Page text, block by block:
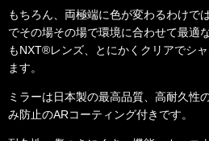
もちろん、両極端に色が変わるわけで
でその場その場で環境に合わせて最適
もNXT®レンズ、とにかくクリアでシ
ます。
ミラーは日本製の最高品質、高耐久性
み防止のARコーティング付きです。